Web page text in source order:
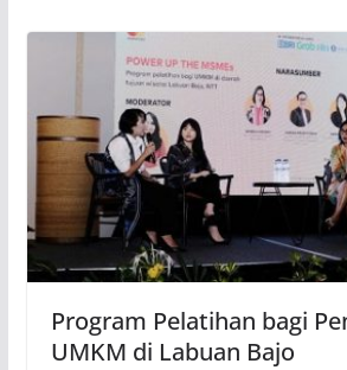
Program Pelatihan bagi
UMKM di Labuan Bajo